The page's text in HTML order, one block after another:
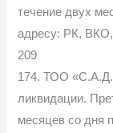
течение двух
адресу: РК, ВКО,
209
174. ТОО
ликвидации.
месяцев со дня